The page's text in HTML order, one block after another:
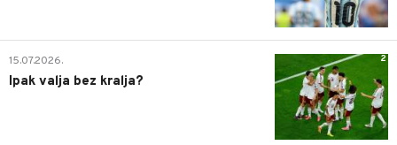
2
15.07.2026.
Ipak valja bez kralja?